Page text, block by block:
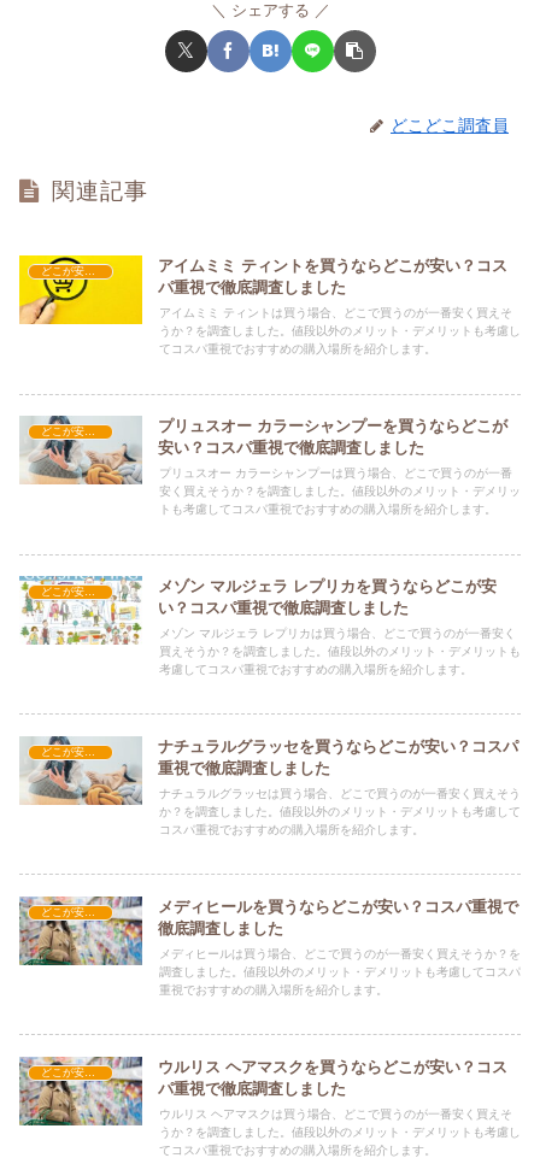
シェアする
どこどこ調査員
関連記事
どこが安い？-コスメ・美容品
アイムミミ ティントを買うならどこが安い？コス
パ重視で徹底調査しました
アイムミミ ティントは買う場合、どこで買うのが一番安く買えそ
うか？を調査しました。値段以外のメリット・デメリットも考慮し
てコスパ重視でおすすめの購入場所を紹介します。
どこが安い？-コスメ・美容品
プリュスオー カラーシャンプーを買うならどこが
安い？コスパ重視で徹底調査しました
プリュスオー カラーシャンプーは買う場合、どこで買うのが一番
安く買えそうか？を調査しました。値段以外のメリット・デメリッ
トも考慮してコスパ重視でおすすめの購入場所を紹介します。
どこが安い？-コスメ・美容品
メゾン マルジェラ レプリカを買うならどこが安
い？コスパ重視で徹底調査しました
メゾン マルジェラ レプリカは買う場合、どこで買うのが一番安く
買えそうか？を調査しました。値段以外のメリット・デメリットも
考慮してコスパ重視でおすすめの購入場所を紹介します。
どこが安い？-コスメ・美容品
ナチュラルグラッセを買うならどこが安い？コスパ
重視で徹底調査しました
ナチュラルグラッセは買う場合、どこで買うのが一番安く買えそう
か？を調査しました。値段以外のメリット・デメリットも考慮して
コスパ重視でおすすめの購入場所を紹介します。
どこが安い？-コスメ・美容品
メディヒールを買うならどこが安い？コスパ重視で
徹底調査しました
メディヒールは買う場合、どこで買うのが一番安く買えそうか？を
調査しました。値段以外のメリット・デメリットも考慮してコスパ
重視でおすすめの購入場所を紹介します。
どこが安い？-コスメ・美容品
ウルリス ヘアマスクを買うならどこが安い？コス
パ重視で徹底調査しました
ウルリス ヘアマスクは買う場合、どこで買うのが一番安く買えそ
うか？を調査しました。値段以外のメリット・デメリットも考慮し
てコスパ重視でおすすめの購入場所を紹介します。